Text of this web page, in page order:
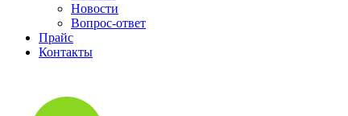
Новости
Вопрос-ответ
Прайс
Контакты